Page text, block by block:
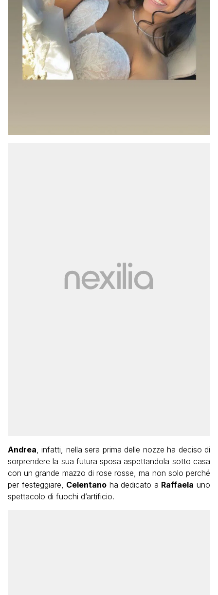
Andrea , infatti, nella sera prima delle nozze ha deciso di
sorprendere la sua futura sposa aspettandola sotto casa
con un grande mazzo di rose rosse, ma non solo perché
per festeggiare, Celentano ha dedicato a Raffaela uno
spettacolo di fuochi d’artificio.